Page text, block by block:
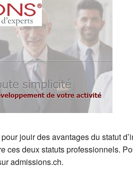
jouir des avantages du statut
ces deux statuts professionnels.
admissions.ch.